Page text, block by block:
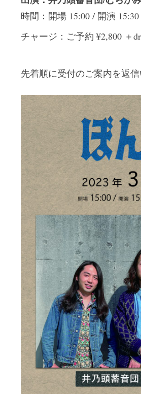
時間：開場 15:00 / 開演 15:30
チャージ：ご予約 ¥2,800 ＋
先着順に受付のご案内を返